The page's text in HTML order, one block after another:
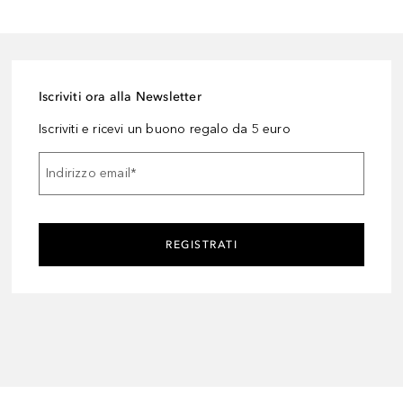
Iscriviti ora alla Newsletter
Iscriviti e ricevi un buono regalo da 5 euro
Indirizzo email*
REGISTRATI